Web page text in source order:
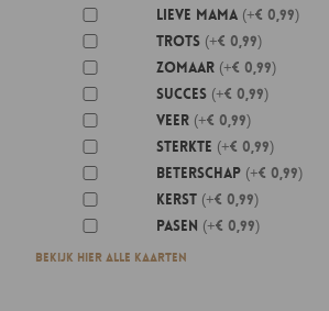
Lieve mama (+€ 0,99)
Trots (+€ 0,99)
Zomaar (+€ 0,99)
Succes (+€ 0,99)
Veer (+€ 0,99)
Sterkte (+€ 0,99)
Beterschap (+€ 0,99)
Kerst (+€ 0,99)
Pasen (+€ 0,99)
Bekijk hier alle kaarten